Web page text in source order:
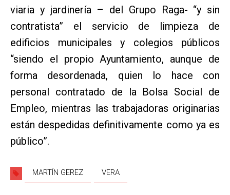
viaria y jardinería – del Grupo Raga- “y sin
contratista” el servicio de limpieza de
edificios municipales y colegios públicos
“siendo el propio Ayuntamiento, aunque de
forma desordenada, quien lo hace con
personal contratado de la Bolsa Social de
Empleo, mientras las trabajadoras originarias
están despedidas definitivamente como ya es
público”.
MARTÍN GEREZ VERA